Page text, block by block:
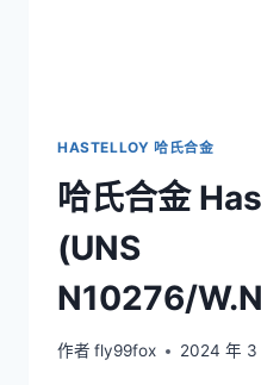
HASTELLOY 哈氏合金
哈氏合金
(UNS
N10276/
作者 fly99fox 2024 年 3